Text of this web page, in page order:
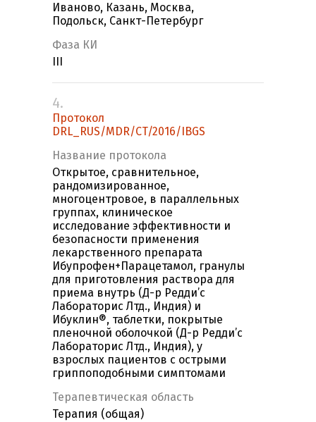
Иваново, Казань, Москва,
Подольск, Санкт-Петербург
Фаза КИ
4.
Протокол
DRL_RUS/MDR/CT/2016/IBGS
Название протокола
Открытое, сравнительное,
рандомизированное,
многоцентровое, в параллельных
группах, клиническое
исследование эффективности и
безопасности применения
лекарственного препарата
Ибупрофен+Парацетамол, гранулы
для приготовления раствора для
приема внутрь (Д-р Редди’с
Лабораторис Лтд., Индия) и
Ибуклин®, таблетки, покрытые
пленочной оболочкой (Д-р Редди’с
Лабораторис Лтд., Индия), у
взрослых пациентов с острыми
гриппоподобными симптомами
Терапевтическая область
Терапия (общая)